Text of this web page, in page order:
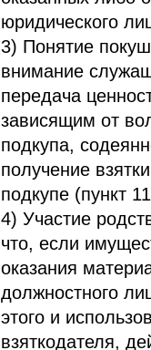
юридического
3) Понятие
внимание
передача
зависящим от
подкупа,
получение
подкупе (пункт
4) Участие
что, если
оказания
должностного
этого и
взяткодателя,